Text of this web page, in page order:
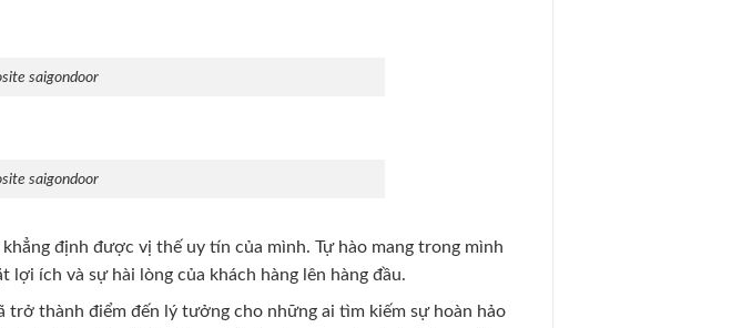
saigondoor
saigondoor
định được vị thế uy tín của mình. Tự hào mang trong mình
lợi ích và sự hài lòng của khách hàng lên hàng đầu.
thành điểm đến lý tưởng cho những ai tìm kiếm sự hoàn hảo